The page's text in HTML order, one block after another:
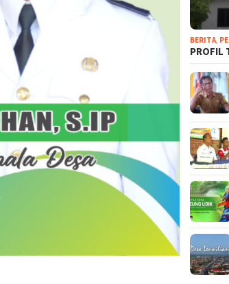
BERITA,
PROFIL